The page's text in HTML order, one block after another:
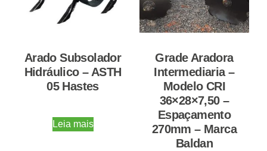
Arado Subsolador
Hidráulico – ASTH
05 Hastes
Leia mais
Grade Aradora
Intermediaria –
Modelo CRI
36×28×7,50 –
Espaçamento
270mm – Marca
Baldan